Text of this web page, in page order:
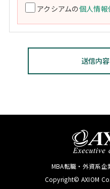
アクシアムの個人情報
MBA転職・外資系企
Copyright© AXIOM